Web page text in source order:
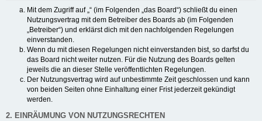
Mit dem Zugriff auf „“ (im Folgenden „das Board“) schließt du einen
Nutzungsvertrag mit dem Betreiber des Boards ab (im Folgenden
„Betreiber“) und erklärst dich mit den nachfolgenden Regelungen
einverstanden.
Wenn du mit diesen Regelungen nicht einverstanden bist, so darfst du
das Board nicht weiter nutzen. Für die Nutzung des Boards gelten
jeweils die an dieser Stelle veröffentlichten Regelungen.
Der Nutzungsvertrag wird auf unbestimmte Zeit geschlossen und kann
von beiden Seiten ohne Einhaltung einer Frist jederzeit gekündigt
werden.
2. EINRÄUMUNG VON NUTZUNGSRECHTEN